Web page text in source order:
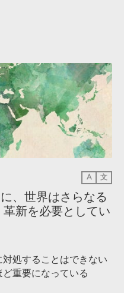
A 文
、世界はさらなる
新を必要としてい
処することはできない
重要になっている